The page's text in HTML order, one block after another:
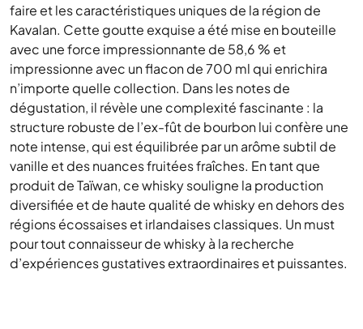
faire et les caractéristiques uniques de la région de
Kavalan. Cette goutte exquise a été mise en bouteille
avec une force impressionnante de 58,6 % et
impressionne avec un flacon de 700 ml qui enrichira
n’importe quelle collection. Dans les notes de
dégustation, il révèle une complexité fascinante : la
structure robuste de l’ex-fût de bourbon lui confère une
note intense, qui est équilibrée par un arôme subtil de
vanille et des nuances fruitées fraîches. En tant que
produit de Taïwan, ce whisky souligne la production
diversifiée et de haute qualité de whisky en dehors des
régions écossaises et irlandaises classiques. Un must
pour tout connaisseur de whisky à la recherche
d’expériences gustatives extraordinaires et puissantes.